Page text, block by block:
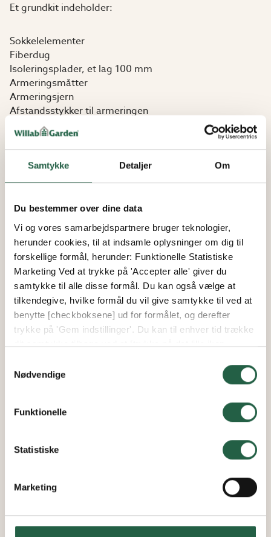
Samtykke Detaljer Om
Du bestemmer over dine data
Vi og vores samarbejdspartnere bruger teknologier,
herunder cookies, til at indsamle oplysninger om dig til
forskellige formål, herunder: Funktionelle Statistiske
Marketing Ved at trykke på 'Accepter alle' giver du
samtykke til alle disse formål. Du kan også vælge at
tilkendegive, hvilke formål du vil give samtykke til ved at
benytte [checkboksene] ud for formålet, og derefter
trykke på 'Gem indstillinger'. Du kan til enhver tid trække
dit samtykke tilbage ved at [trykke på det lille ikon
mere om vores brug af cookies og andre teknologier,
personlige oplysninger
Nødvendige
Funktionelle
Statistiske
Marketing
Et grundkit indeholder:
Sokkelelementer
Fiberdug
Isoleringsplader, et lag 100 mm
Armeringsmåtter
Armeringsjern
Afstandsstykker til armeringen
Kiler og sømplader